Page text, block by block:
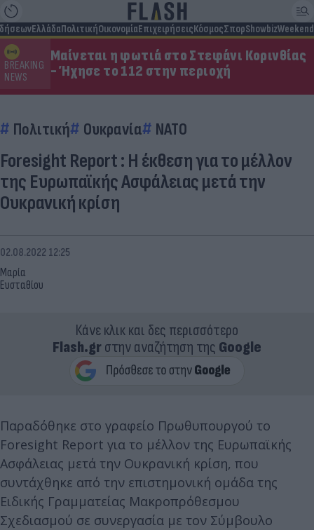
ΕλλάδαΠολιτικήΟικονομίαΕπιχειρήσειςΚόσμοςΣπορShowbizWeekend
BREAKING
NEWS
Μαίνεται η φωτιά στο Στεφάνι Κορινθίας
- Ήχησε το 112 στην περιοχή
Πολιτική Ουκρανία ΝΑΤΟ
Foresight Report : Η έκθεση για το μέλλον
της Ευρωπαϊκής Ασφάλειας μετά την
Ουκρανική κρίση
Μαρία
Ευσταθίου
02.08.2022 12:25
Κάνε κλικ και δες περισσότερο
Flash.grστην αναζήτηση της Google
Παραδόθηκε στο γραφείο Πρωθυπουργού το
Foresight Report για το μέλλον της Ευρωπαϊκής
Ασφάλειας μετά την Ουκρανική κρίση, που
συντάχθηκε από την επιστημονική ομάδα της
Ειδικής Γραμματείας Μακροπρόθεσμου
Σχεδιασμού σε συνεργασία με τον Σύμβουλο